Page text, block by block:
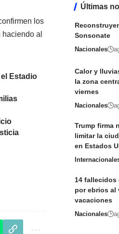
los
al
Estadio
Últimas
Sonsonate
Nacionales
Calor y
la zona
viernes
Nacionales
Trump firma
limitar la
en Estados
14 fallecidos
por ebrios al
vacaciones
Nacionales